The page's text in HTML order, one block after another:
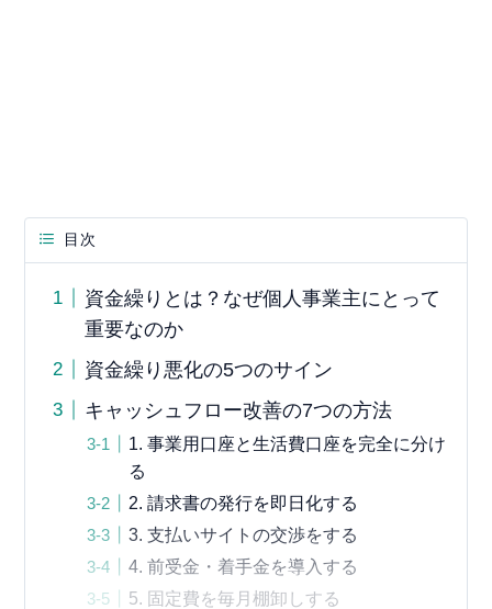
目次
資金繰りとは？なぜ個人事業主にとって
重要なのか
資金繰り悪化の5つのサイン
キャッシュフロー改善の7つの方法
1. 事業用口座と生活費口座を完全に分け
る
2. 請求書の発行を即日化する
3. 支払いサイトの交渉をする
4. 前受金・着手金を導入する
5. 固定費を毎月棚卸しする